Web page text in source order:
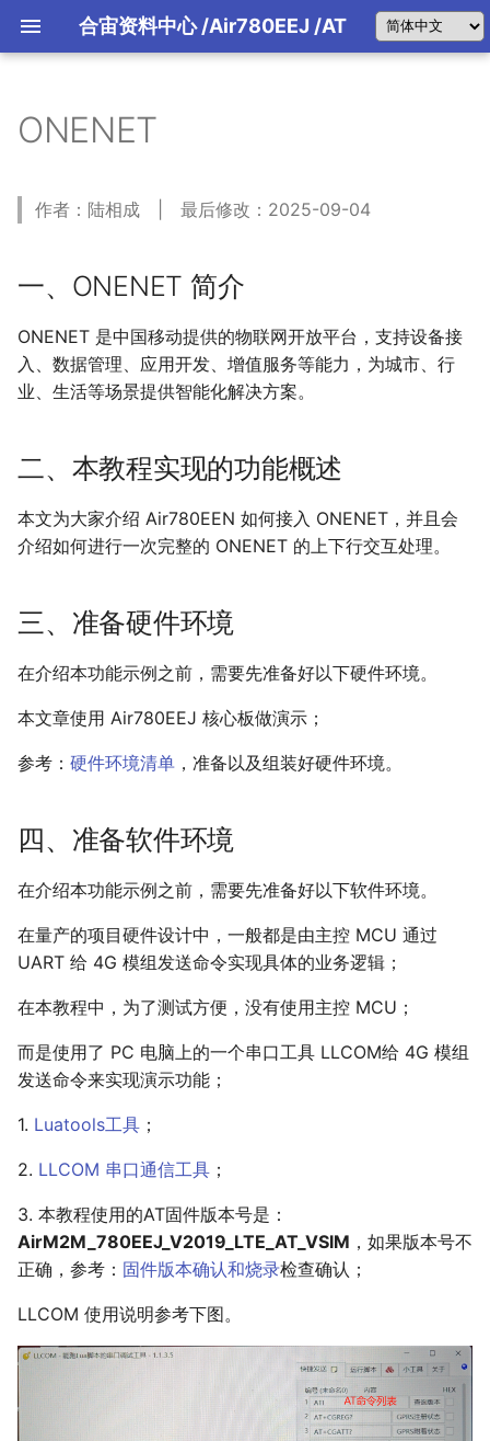
合宙资料中心 /Air780EEJ /AT
典型硬件设计指南
串口电路设计指导
一、ONENET 简介
四、准备软件环境
常
六、云平台配置与效果展示
6.1 登录与创建产品
6.2 添加设备
Token
ONENET 连接
6.4 使用 MQTT 协议 用 AT 命
7.1 发布主题转义字符格式错误
网络状态机
先做好准备工作
ONENET
作者：陆相成 | 最后修改：2025-09-04
一、ONENET 简介
ONENET 是中国移动提供的物联网开放平台，支持设备接
入、数据管理、应用开发、增值服务等能力，为城市、行
业、生活等场景提供智能化解决方案。
二、本教程实现的功能概述
本文为大家介绍 Air780EEN 如何接入 ONENET，并且会
介绍如何进行一次完整的 ONENET 的上下行交互处理。
三、准备硬件环境
在介绍本功能示例之前，需要先准备好以下硬件环境。
本文章使用 Air780EEJ 核心板做演示；
参考： 硬件环境清单 ，准备以及组装好硬件环境。
四、准备软件环境
在介绍本功能示例之前，需要先准备好以下软件环境。
在量产的项目硬件设计中，一般都是由主控 MCU 通过
UART 给 4G 模组发送命令实现具体的业务逻辑；
在本教程中，为了测试方便，没有使用主控 MCU；
而是使用了 PC 电脑上的一个串口工具 LLCOM给 4G 模组
发送命令来实现演示功能；
1. Luatools工具 ；
2. LLCOM 串口通信工具 ；
3. 本教程使用的AT固件版本号是：
AirM2M_780EEJ_V2019_LTE_AT_VSIM ，如果版本号不
正确，参考： 固件版本确认和烧录检查确认；
LLCOM 使用说明参考下图。